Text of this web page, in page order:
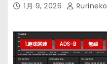
1月 9, 2026 Rurineko
1.趣味関連 ADS-B 無線